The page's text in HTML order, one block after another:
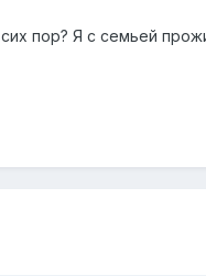
пор? Я с семьей